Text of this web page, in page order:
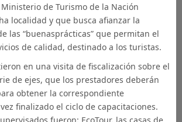
de Turismo de la Nación
localidad y que busca afianzar la
las “buenasprácticas” que permitan el
de calidad, destinado a los turistas.
en una visita de fiscalización sobre el
de ejes, que los prestadores deberán
obtener la correspondiente
finalizado el ciclo de capacitaciones.